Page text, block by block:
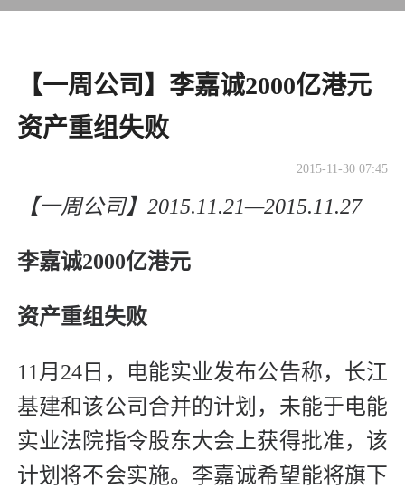
【一周公司】李嘉诚2000亿港元
资产重组失败
2015-11-30 07:45
【一周公司】2015.11.21—2015.11.27
李嘉诚2000亿港元
资产重组失败
11月24日，电能实业发布公告称，长江
基建和该公司合并的计划，未能于电能
实业法院指令股东大会上获得批准，该
计划将不会实施。李嘉诚希望能将旗下